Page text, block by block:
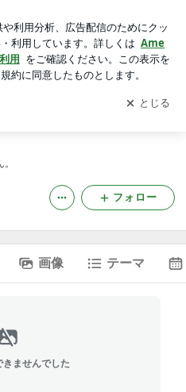
の更新通知
を受け取りまし
開く
フォロー
画像 テーマ
きませんでした